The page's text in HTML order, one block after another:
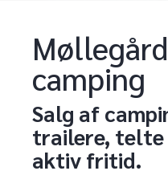
camping
Salg af
trailere, telte
aktiv fritid.